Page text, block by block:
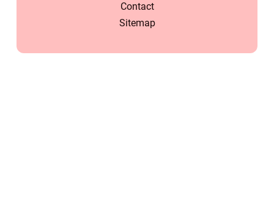
Contact
Sitemap